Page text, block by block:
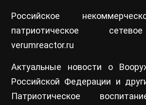
Российское
патриотическое
verumreactor.ru
Актуальные новости о
Российской Федерации и
Патриотическое